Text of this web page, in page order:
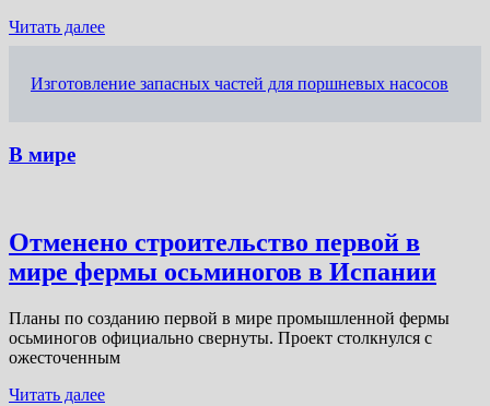
Читать далее
Изготовление запасных частей для поршневых насосов
В мире
Отменено строительство первой в
мире фермы осьминогов в Испании
Планы по созданию первой в мире промышленной фермы
осьминогов официально свернуты. Проект столкнулся с
ожесточенным
Читать далее